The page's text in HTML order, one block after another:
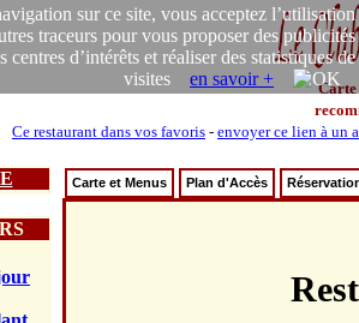
sur ce site, vous acceptez l’utilisation
traceurs pour vous proposer des publicités
centres d’intérêts et réaliser des statistiques de
visites en savoir +
Carte
Ce restaurant dans vos favoris - envoyer ce lien à un
Carte et Menus Plan d'Accès